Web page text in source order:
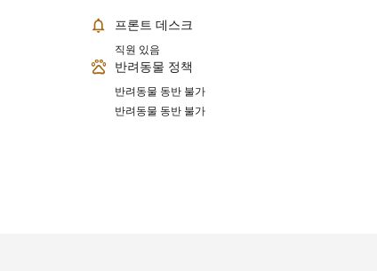
프론트 데스크
직원 있음
반려동물 정책
반려동물 동반 불가
반려동물 동반 불가